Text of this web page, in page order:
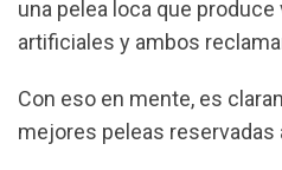
una pelea loca que
artificiales y ambos
Con eso en mente, es
mejores peleas reservadas